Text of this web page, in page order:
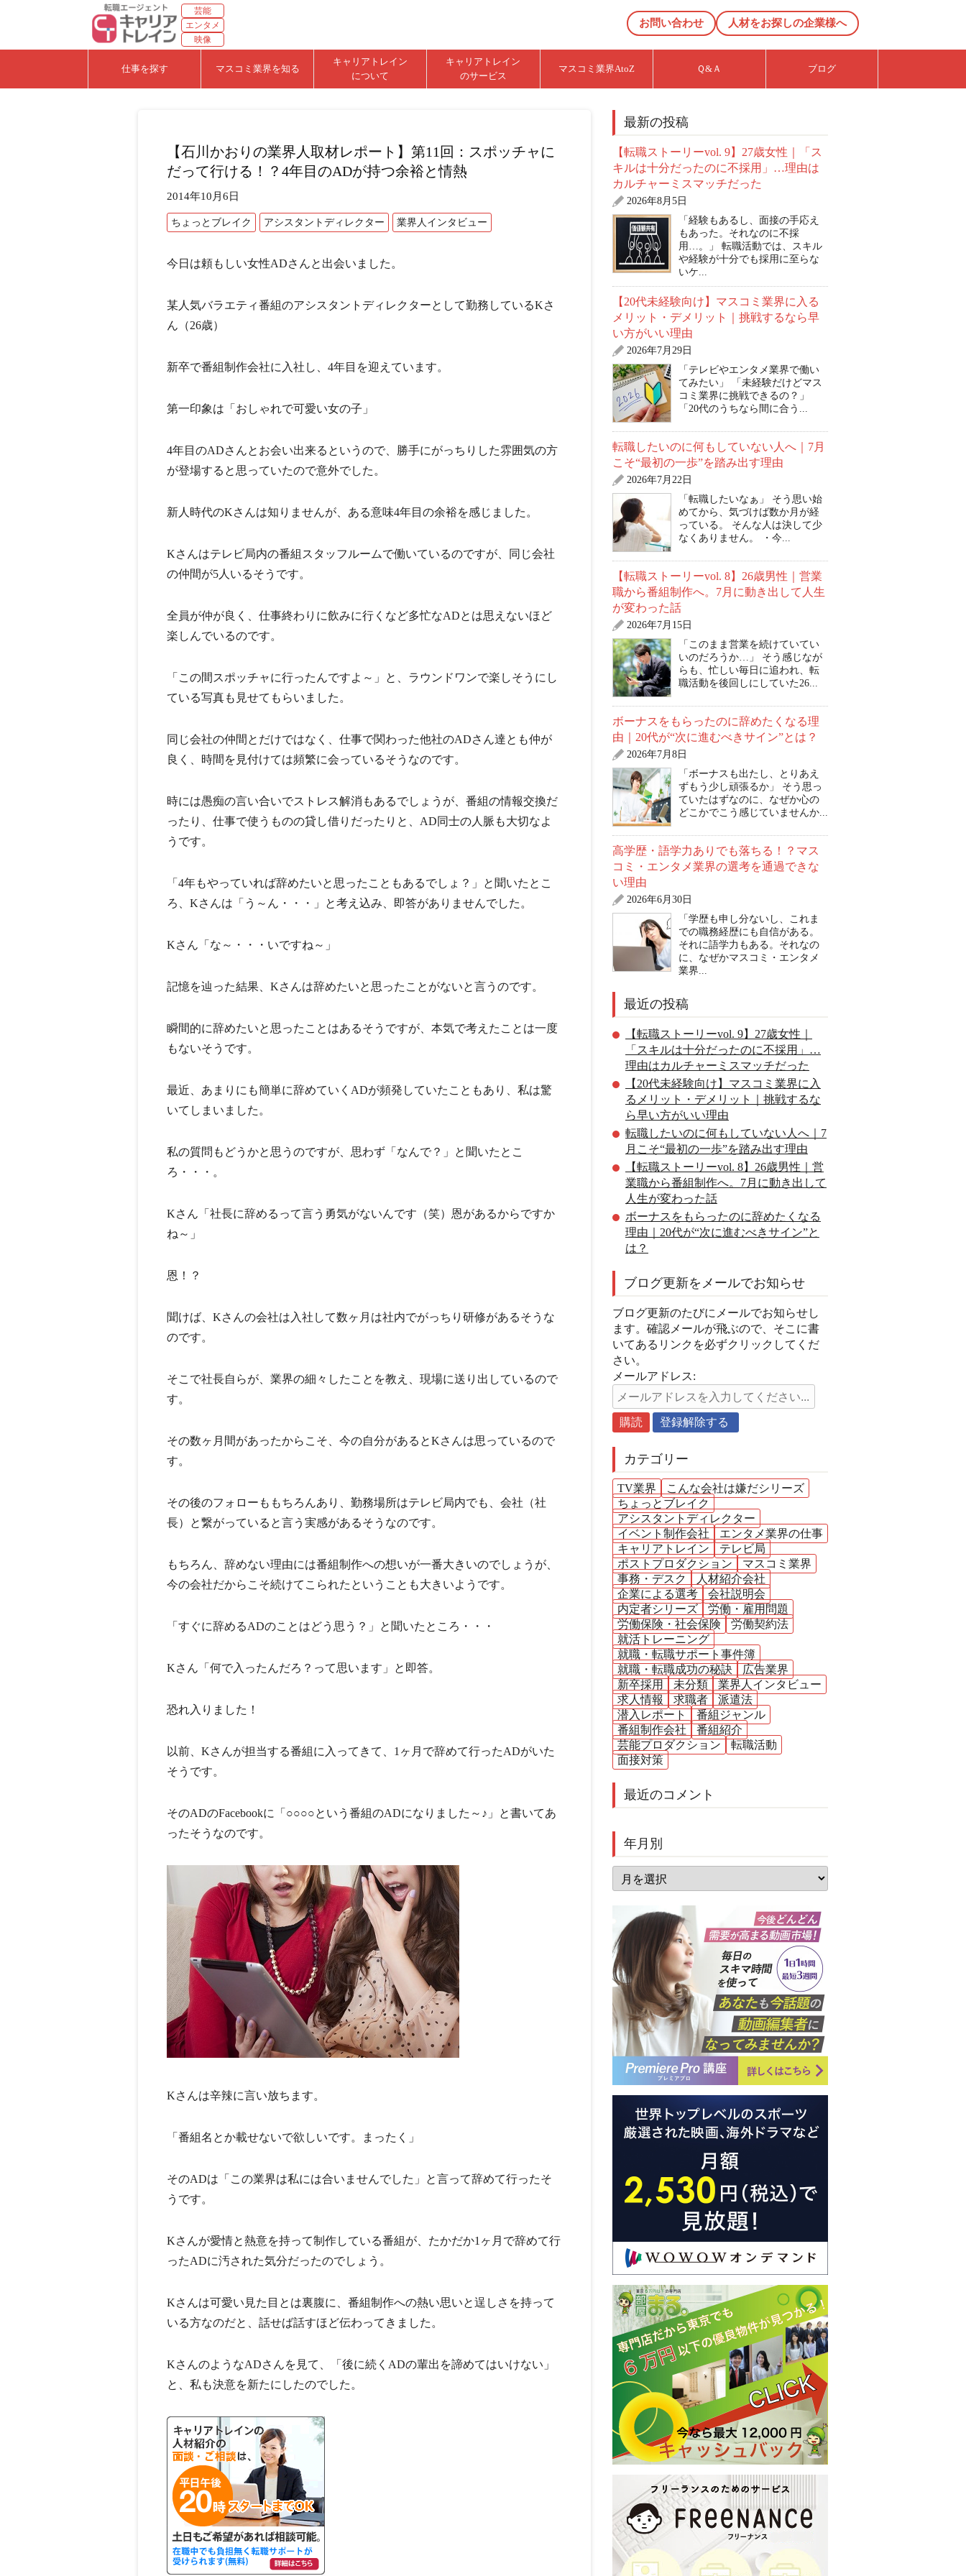
芸能
エンタメ
映像
お問い合わせ 人材をお探しの企業様へ
仕事を探す マスコミ業界を知る
キャリアトレイン
について
キャリアトレイン
のサービス
マスコミ業界AtoZ Ｑ&Ａ ブログ
【石川かおりの業界人取材レポート】第11回：スポッチャに
だって行ける！？4年目のADが持つ余裕と情熱
2014年10月6日
ちょっとブレイク アシスタントディレクター 業界人インタビュー
今日は頼もしい女性ADさんと出会いました。
某人気バラエティ番組のアシスタントディレクターとして勤務しているKさ
ん（26歳）
新卒で番組制作会社に入社し、4年目を迎えています。
第一印象は「おしゃれで可愛い女の子」
4年目のADさんとお会い出来るというので、勝手にがっちりした雰囲気の方
が登場すると思っていたので意外でした。
新人時代のKさんは知りませんが、ある意味4年目の余裕を感じました。
Kさんはテレビ局内の番組スタッフルームで働いているのですが、同じ会社
の仲間が5人いるそうです。
全員が仲が良く、仕事終わりに飲みに行くなど多忙なADとは思えないほど
楽しんでいるのです。
「この間スポッチャに行ったんですよ～」と、ラウンドワンで楽しそうにし
ている写真も見せてもらいました。
同じ会社の仲間とだけではなく、仕事で関わった他社のADさん達とも仲が
良く、時間を見付けては頻繁に会っているそうなのです。
時には愚痴の言い合いでストレス解消もあるでしょうが、番組の情報交換だ
ったり、仕事で使うものの貸し借りだったりと、AD同士の人脈も大切なよ
うです。
「4年もやっていれば辞めたいと思ったこともあるでしょ？」と聞いたとこ
ろ、Kさんは「う～ん・・・」と考え込み、即答がありませんでした。
Kさん「な～・・・いですね～」
記憶を辿った結果、Kさんは辞めたいと思ったことがないと言うのです。
瞬間的に辞めたいと思ったことはあるそうですが、本気で考えたことは一度
もないそうです。
最近、あまりにも簡単に辞めていくADが頻発していたこともあり、私は驚
いてしまいました。
私の質問もどうかと思うのですが、思わず「なんで？」と聞いたとこ
ろ・・・。
Kさん「社長に辞めるって言う勇気がないんです（笑）恩があるからですか
ね～」
恩！？
聞けば、Kさんの会社は入社して数ヶ月は社内でがっちり研修があるそうな
のです。
そこで社長自らが、業界の細々したことを教え、現場に送り出しているので
す。
その数ヶ月間があったからこそ、今の自分があるとKさんは思っているので
す。
その後のフォローももちろんあり、勤務場所はテレビ局内でも、会社（社
長）と繋がっていると言う実感があるそうなのです。
もちろん、辞めない理由には番組制作への想いが一番大きいのでしょうが、
今の会社だからこそ続けてこられたということも大きいようです。
「すぐに辞めるADのことはどう思う？」と聞いたところ・・・
Kさん「何で入ったんだろ？って思います」と即答。
恐れ入りました！
以前、Kさんが担当する番組に入ってきて、1ヶ月で辞めて行ったADがいた
そうです。
そのADのFacebookに「○○○○という番組のADになりました～♪」と書いてあ
ったそうなのです。
Kさんは辛辣に言い放ちます。
「番組名とか載せないで欲しいです。まったく」
そのADは「この業界は私には合いませんでした」と言って辞めて行ったそ
うです。
Kさんが愛情と熱意を持って制作している番組が、たかだか1ヶ月で辞めて行
ったADに汚された気分だったのでしょう。
Kさんは可愛い見た目とは裏腹に、番組制作への熱い思いと逞しさを持って
いる方なのだと、話せば話すほど伝わってきました。
KさんのようなADさんを見て、「後に続くADの輩出を諦めてはいけない」
と、私も決意を新たにしたのでした。
最新の投稿
【転職ストーリーvol. 9】27歳女性｜「ス
キルは十分だったのに不採用」…理由は
カルチャーミスマッチだった
2026年8月5日
「経験もあるし、面接の手応え
もあった。それなのに不採
用…。」 転職活動では、スキル
や経験が十分でも採用に至らな
いケ...
【20代未経験向け】マスコミ業界に入る
メリット・デメリット｜挑戦するなら早
い方がいい理由
2026年7月29日
「テレビやエンタメ業界で働い
てみたい」 「未経験だけどマス
コミ業界に挑戦できるの？」
「20代のうちなら間に合う...
転職したいのに何もしていない人へ｜7月
こそ“最初の一歩”を踏み出す理由
2026年7月22日
「転職したいなぁ」 そう思い始
めてから、気づけば数か月が経
っている。 そんな人は決して少
なくありません。 ・今...
【転職ストーリーvol. 8】26歳男性｜営業
職から番組制作へ。7月に動き出して人生
が変わった話
2026年7月15日
「このまま営業を続けていてい
いのだろうか…」 そう感じなが
らも、忙しい毎日に追われ、転
職活動を後回しにしていた26...
ボーナスをもらったのに辞めたくなる理
由｜20代が“次に進むべきサイン”とは？
2026年7月8日
「ボーナスも出たし、とりあえ
ずもう少し頑張るか」 そう思っ
ていたはずなのに、なぜか心の
どこかでこう感じていませんか...
高学歴・語学力ありでも落ちる！？マス
コミ・エンタメ業界の選考を通過できな
い理由
2026年6月30日
「学歴も申し分ないし、これま
での職務経歴にも自信がある。
それに語学力もある。それなの
に、なぜかマスコミ・エンタメ
業界...
最近の投稿
【転職ストーリーvol. 9】27歳女性｜
「スキルは十分だったのに不採用」…
理由はカルチャーミスマッチだった
【20代未経験向け】マスコミ業界に入
るメリット・デメリット｜挑戦するな
ら早い方がいい理由
転職したいのに何もしていない人へ｜7
月こそ“最初の一歩”を踏み出す理由
【転職ストーリーvol. 8】26歳男性｜営
業職から番組制作へ。7月に動き出して
人生が変わった話
ボーナスをもらったのに辞めたくなる
理由｜20代が“次に進むべきサイン”と
は？
ブログ更新をメールでお知らせ
ブログ更新のたびにメールでお知らせし
ます。確認メールが飛ぶので、そこに書
いてあるリンクを必ずクリックしてくだ
さい。
メールアドレス:
カテゴリー
TV業界
こんな会社は嫌だシリーズ
ちょっとブレイク
アシスタントディレクター
イベント制作会社
エンタメ業界の仕事
キャリアトレイン
テレビ局
ポストプロダクション
マスコミ業界
事務・デスク
人材紹介会社
企業による選考
会社説明会
内定者シリーズ
労働・雇用問題
労働保険・社会保険
労働契約法
就活トレーニング
就職・転職サポート事件簿
就職・転職成功の秘訣
広告業界
新卒採用
未分類
業界人インタビュー
求人情報
求職者
派遣法
潜入レポート
番組ジャンル
番組制作会社
番組紹介
芸能プロダクション
転職活動
面接対策
最近のコメント
年月別
月